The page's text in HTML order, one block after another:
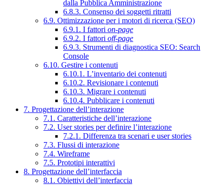
dalla Pubblica Amministrazione
6.8.3. Consenso dei soggetti ritratti
6.9. Ottimizzazione per i motori di ricerca (SEO)
6.9.1. I fattori on-page
6.9.2. I fattori off-page
6.9.3. Strumenti di diagnostica SEO: Search
Console
6.10. Gestire i contenuti
6.10.1. L’inventario dei contenuti
6.10.2. Revisionare i contenuti
6.10.3. Migrare i contenuti
6.10.4. Pubblicare i contenuti
7. Progettazione dell’interazione
7.1. Caratteristiche dell’interazione
7.2. User stories per definire l’interazione
7.2.1. Differenza tra scenari e user stories
7.3. Flussi di interazione
7.4. Wireframe
7.5. Prototipi interattivi
8. Progettazione dell’interfaccia
8.1. Obiettivi dell’interfaccia